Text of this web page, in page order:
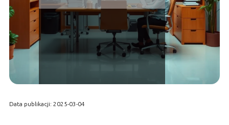
Data publikacji: 2025-03-04